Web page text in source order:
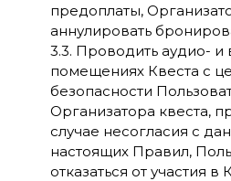
предоплаты,
аннулировать
3.3. Проводить аудио- и
помещениях Квеста с
безопасности
Организатора квеста,
случае несогласия с
настоящих Правил,
отказаться от участия в